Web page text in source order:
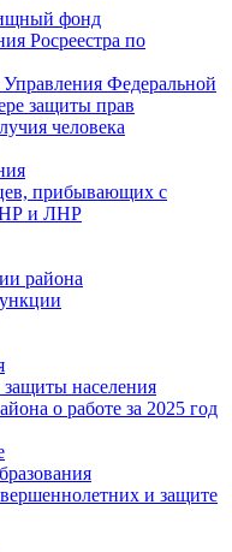
фонд
Росреестра по
Федеральной
защиты прав
человека
прибывающих с
и ЛНР
района
населения
о работе за 2025 год
и защите